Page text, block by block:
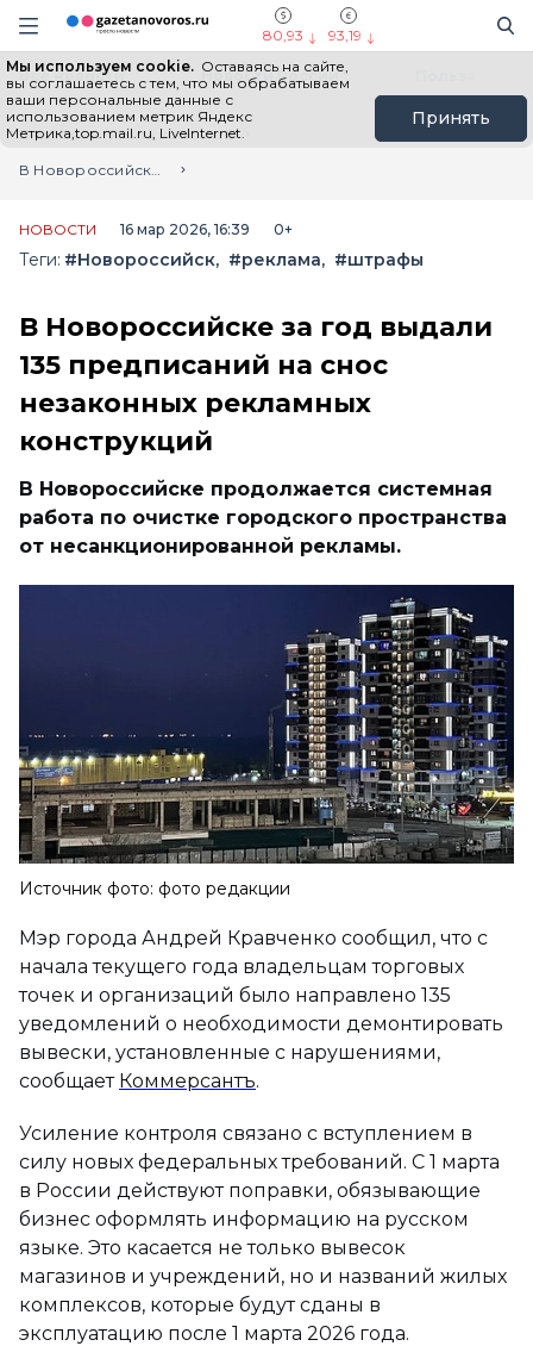
Информационный портал "ГазетаНоворос.ру"
Навигация сайта
80,93 93,19
Мы используем cookie. Оставаясь на сайте,
вы соглашаетесь с тем, что мы обрабатываем
ваши персональные данные с
использованием метрик Яндекс
Метрика,top.mail.ru, LiveInternet.
Принять
Все новости Новости России
Главная
Лента новостей
В Новороссийске за год выдали 135 предписаний на снос незаконных рекламных конструкций
НОВОСТИ 16 мар 2026, 16:39 0+
Теги: #Новороссийск #реклама #штрафы
В Новороссийске за год выдали
135 предписаний на снос
незаконных рекламных
конструкций
В Новороссийске продолжается системная
работа по очистке городского пространства
от несанкционированной рекламы.
Источник фото: фото редакции
Мэр города Андрей Кравченко сообщил, что с
начала текущего года владельцам торговых
точек и организаций было направлено 135
уведомлений о необходимости демонтировать
вывески, установленные с нарушениями,
сообщает Коммерсантъ.
Усиление контроля связано с вступлением в
силу новых федеральных требований. С 1 марта
в России действуют поправки, обязывающие
бизнес оформлять информацию на русском
языке. Это касается не только вывесок
магазинов и учреждений, но и названий жилых
комплексов, которые будут сданы в
эксплуатацию после 1 марта 2026 года.